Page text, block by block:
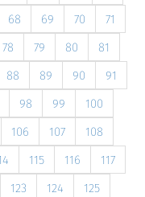
68 69 70
71
78 79 80
81
88 89 90
91
98 99
100
106 107
108
115 116
117
123 124
125